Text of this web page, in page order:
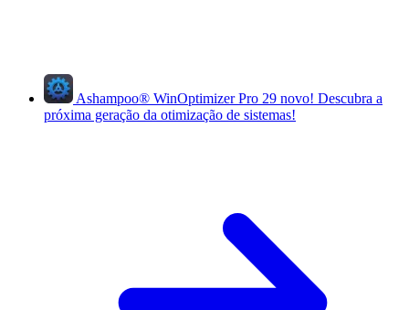
Ashampoo® WinOptimizer Pro 29 novo! Descubra a
próxima geração da otimização de sistemas!